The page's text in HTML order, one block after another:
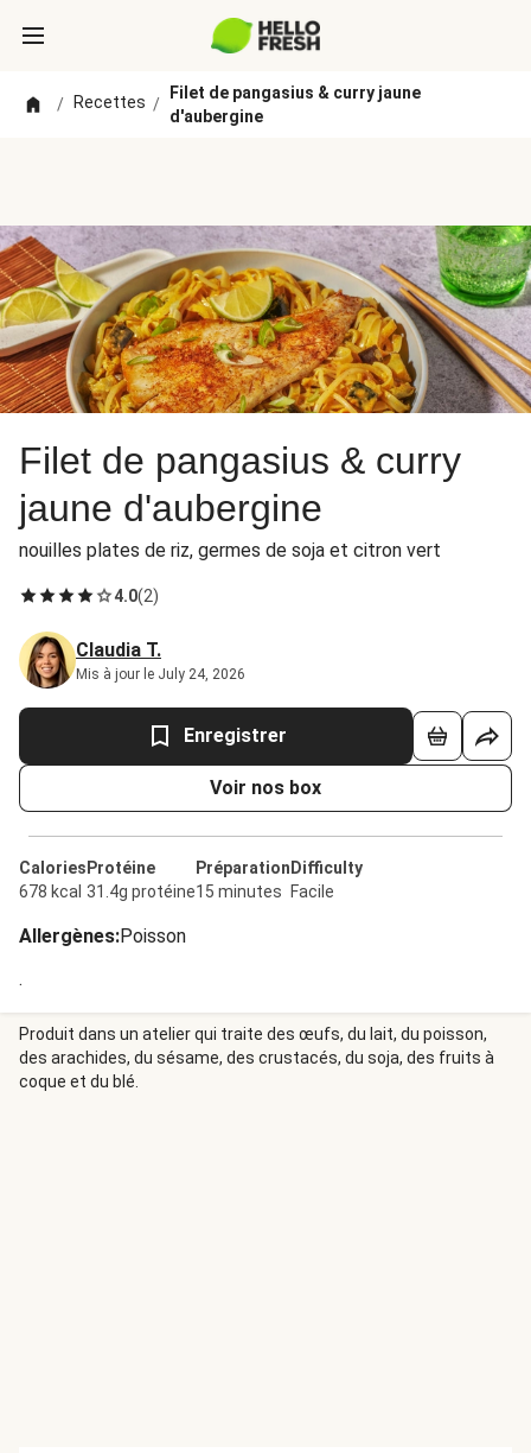
/ Recettes /
Filet de pangasius & curry jaune
d'aubergine
Filet de pangasius & curry
jaune d'aubergine
nouilles plates de riz, germes de soja et citron vert
4.0(2)
Claudia T.
Mis à jour le July 24, 2026
Enregistrer
Voir nos box
Calories
678 kcal
Protéine
31.4g protéine
Préparation
15 minutes
Difficulty
Facile
Allergènes:Poisson
.
Produit dans un atelier qui traite des œufs, du lait, du poisson,
des arachides, du sésame, des crustacés, du soja, des fruits à
coque et du blé.